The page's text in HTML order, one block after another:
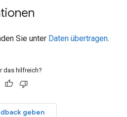
Sie unter Daten übertragen.
das hilfreich?
geben